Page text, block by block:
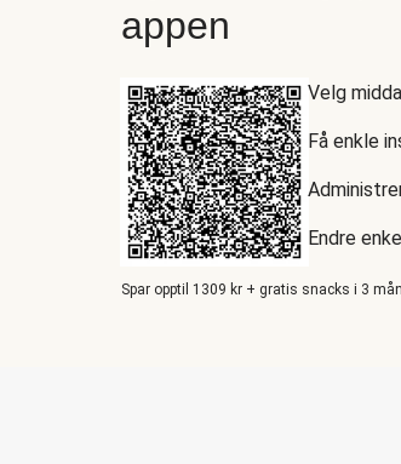
appen
Velg
Få enkle
Endre
Spar opptil 1309 kr + gratis snacks i 3